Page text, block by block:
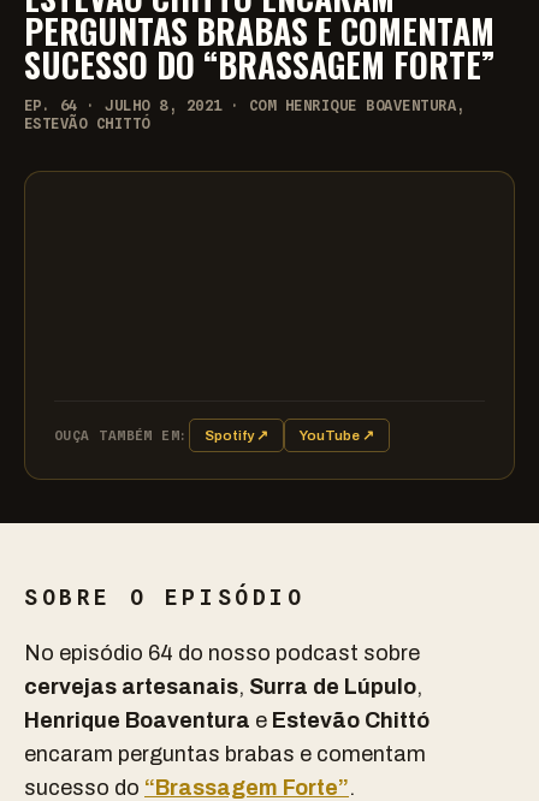
PERGUNTAS BRABAS E COMENTAM
SUCESSO DO “BRASSAGEM FORTE”
EP. 64 · JULHO 8, 2021 · COM HENRIQUE BOAVENTURA,
ESTEVÃO CHITTÓ
OUÇA TAMBÉM EM: Spotify ↗ YouTube ↗
SOBRE O EPISÓDIO
No episódio 64 do nosso podcast sobre
cervejas artesanais, Surra de Lúpulo,
Henrique Boaventura e Estevão Chittó
encaram perguntas brabas e comentam
sucesso do “Brassagem Forte”.